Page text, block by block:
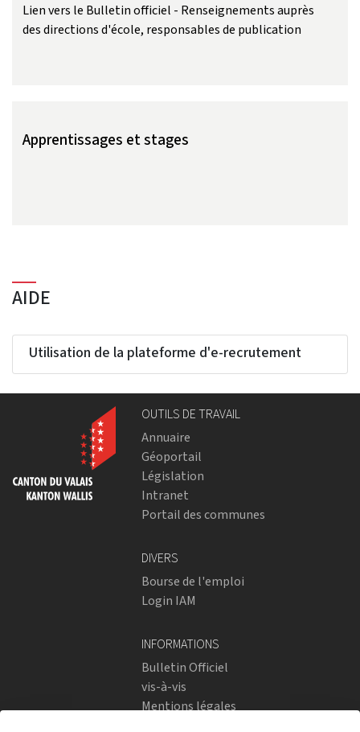
Lien vers le Bulletin officiel - Renseignements auprès
des directions d'école, responsables de publication
Apprentissages et stages
AIDE
Utilisation de la plateforme d'e-recrutement
OUTILS DE TRAVAIL
Annuaire
Géoportail
Législation
Intranet
Portail des communes
DIVERS
Bourse de l'emploi
Login IAM
INFORMATIONS
Bulletin Officiel
vis-à-vis
Mentions légales